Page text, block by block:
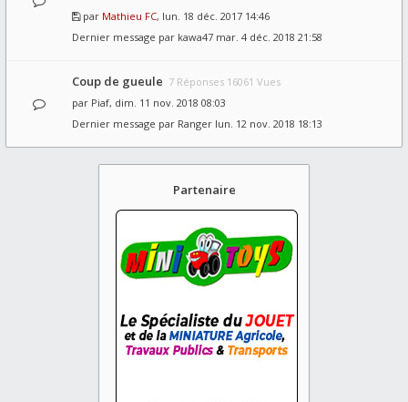
par Mathieu FC, lun. 18 déc. 2017 14:46
Dernier message par kawa47 mar. 4 déc. 2018 21:58
Coup de gueule 7 Réponses 16061 Vues
par Piaf, dim. 11 nov. 2018 08:03
Dernier message par Ranger lun. 12 nov. 2018 18:13
Partenaire